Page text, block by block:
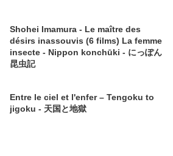
Shohei Imamura - Le maître des
désirs inassouvis (6 films) La femme
insecte - Nippon konchūki - にっぽん
昆虫記
Entre le ciel et l'enfer – Tengoku to
jigoku - 天国と地獄